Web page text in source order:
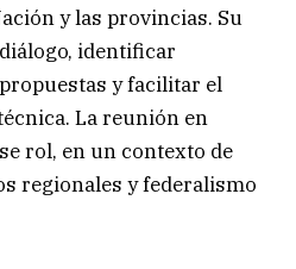
y las provincias. Su
identificar
y facilitar el
La reunión en
rol, en un contexto de
regionales y federalismo